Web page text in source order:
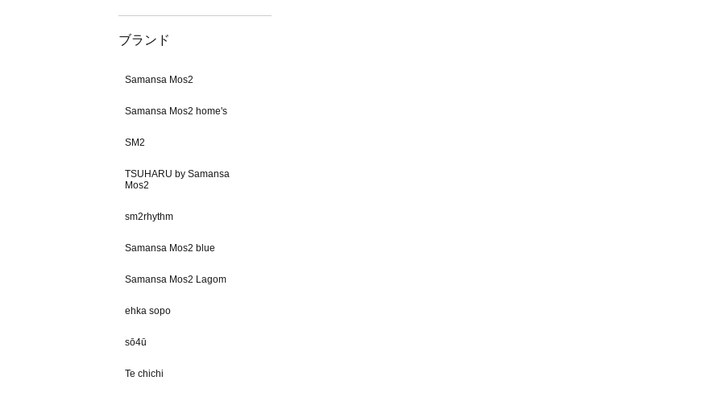
ブランド
Samansa Mos2
Samansa Mos2 home's
SM2
TSUHARU by Samansa
Mos2
sm2rhythm
Samansa Mos2 blue
Samansa Mos2 Lagom
ehka sopo
sō4ū
Te chichi